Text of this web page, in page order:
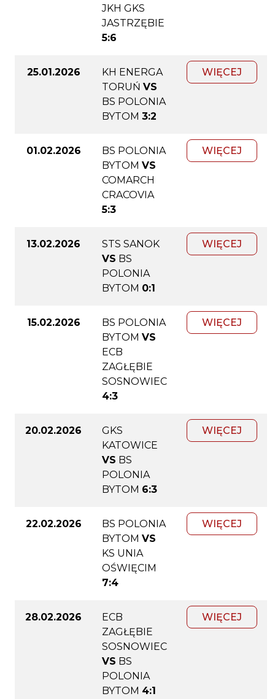
JKH GKS
JASTRZĘBIE
5:6
25.01.2026
KH ENERGA
TORUŃ VS
BS POLONIA
BYTOM 3:2
WIĘCEJ
01.02.2026
BS POLONIA
BYTOM VS
COMARCH
CRACOVIA
5:3
WIĘCEJ
13.02.2026
STS SANOK
VS BS
POLONIA
BYTOM 0:1
WIĘCEJ
15.02.2026
BS POLONIA
BYTOM VS
ECB
ZAGŁĘBIE
SOSNOWIEC
4:3
WIĘCEJ
20.02.2026
GKS
KATOWICE
VS BS
POLONIA
BYTOM 6:3
WIĘCEJ
22.02.2026
BS POLONIA
BYTOM VS
KS UNIA
OŚWIĘCIM
7:4
WIĘCEJ
28.02.2026
ECB
ZAGŁĘBIE
SOSNOWIEC
VS BS
POLONIA
BYTOM 4:1
WIĘCEJ